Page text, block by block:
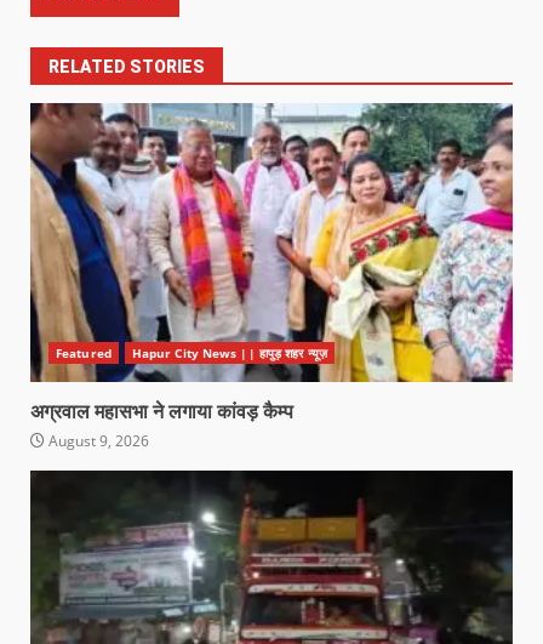
RELATED STORIES
Featured Hapur City News || हापुड़ शहर न्यूज़
अग्रवाल महासभा ने लगाया कांवड़ कैम्प
August 9, 2026